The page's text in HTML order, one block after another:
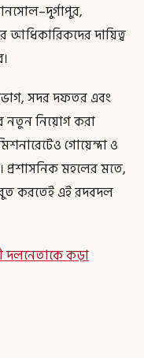
আধিকারিকদের দায়িত্ব
সদর দফতর এবং
নতুন নিয়োগ করা
গোয়েন্দা ও
প্রশাসনিক মহলের মতে,
করতেই এই রদবদল
দলনেতাকে কড়া